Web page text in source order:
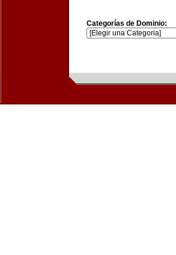
Categorías de Dominio: